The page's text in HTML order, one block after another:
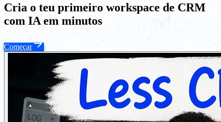
Cria o teu primeiro workspace de CRM
com IA em minutos
Começar